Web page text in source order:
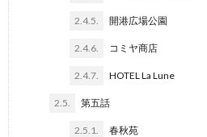
2.4.5. 開港広場公園
2.4.6. コミヤ商店
2.4.7. HOTEL La Lune
2.5. 第五話
2.5.1. 春秋苑